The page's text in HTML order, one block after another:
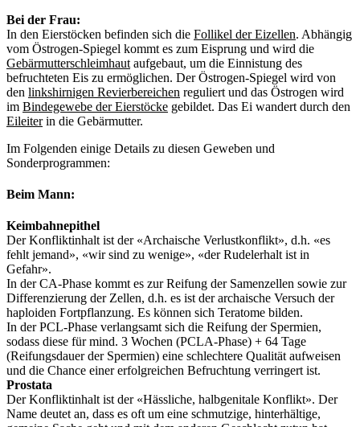
Bei der Frau:
In den Eierstöcken befinden sich die Follikel der Eizellen. Abhängig
vom Östrogen-Spiegel kommt es zum Eisprung und wird die
Gebärmutterschleimhaut aufgebaut, um die Einnistung des
befruchteten Eis zu ermöglichen. Der Östrogen-Spiegel wird von
den linkshirnigen Revierbereichen reguliert und das Östrogen wird
im Bindegewebe der Eierstöcke gebildet. Das Ei wandert durch den
Eileiterin die Gebärmutter.
Im Folgenden einige Details zu diesen Geweben und
Sonderprogrammen:
Beim Mann:
Keimbahnepithel
Der Konfliktinhalt ist der «Archaische Verlustkonflikt», d.h. «es
fehlt jemand», «wir sind zu wenige», «der Rudelerhalt ist in
Gefahr».
In der CA-Phase kommt es zur Reifung der Samenzellen sowie zur
Differenzierung der Zellen, d.h. es ist der archaische Versuch der
haploiden Fortpflanzung. Es können sich Teratome bilden.
In der PCL-Phase verlangsamt sich die Reifung der Spermien,
sodass diese für mind. 3 Wochen (PCLA-Phase) + 64 Tage
(Reifungsdauer der Spermien) eine schlechtere Qualität aufweisen
und die Chance einer erfolgreichen Befruchtung verringert ist.
Prostata
Der Konfliktinhalt ist der «Hässliche, halbgenitale Konflikt». Der
Name deutet an, dass es oft um eine schmutzige, hinterhältige,